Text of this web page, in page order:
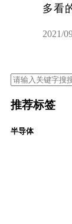
多看
2021/
推荐标签
半导体